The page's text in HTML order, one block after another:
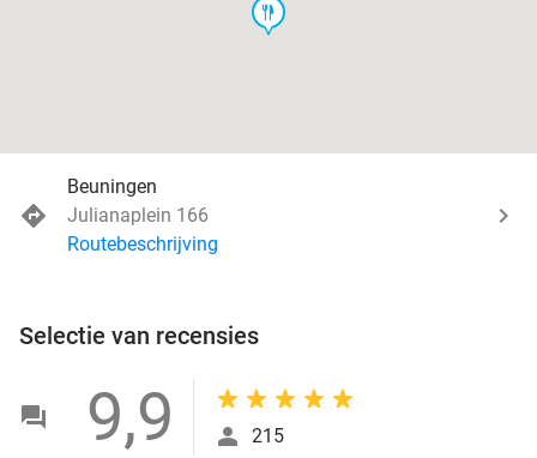
food
Beuningen
Julianaplein 166
Routebeschrijving
Selectie van recensies
9,9 215